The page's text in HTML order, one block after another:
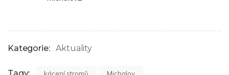
Kategorie: Aktuality